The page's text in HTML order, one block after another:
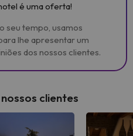
é uma oferta!
seu tempo, usamos
lhe apresentar um
dos nossos clientes.
clientes